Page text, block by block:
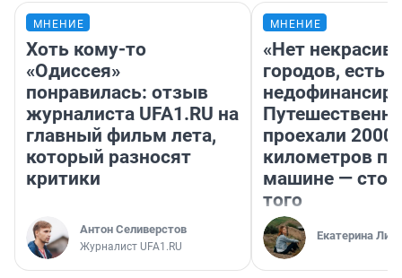
МНЕНИЕ
Хоть кому-то
«Одиссея»
понравилась: отзыв
журналиста UFA1.RU на
главный фильм лета,
который разносят
критики
Антон Селиверстов
Журналист UFA1.RU
МНЕНИЕ
«Нет
городов, есть
проехали 2000
километров по
машине —
того
Екатерина